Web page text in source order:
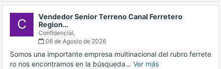
C
Vendedor Senior Terreno Canal Ferretero
Region…
Confidencial,
06 de Agosto de 2026
Somos una importante empresa multinacional del rubro ferrete
ro nos encontramos en la búsqueda… Ver más